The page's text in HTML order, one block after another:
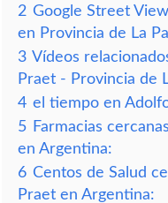
2 Google Street
en Provincia de La
3 Vídeos
Praet - Provincia de
4 el tiempo en
5 Farmacias
en Argentina:
6 Centos de Salud
Praet en Argentina: